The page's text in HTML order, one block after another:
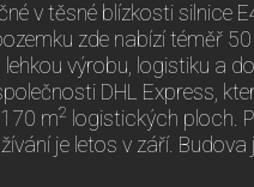
v těsné blízkosti silnice
zde nabízí téměř
výrobu, logistiku a
DHL Express,
m2 logistických ploch.
je letos v září.